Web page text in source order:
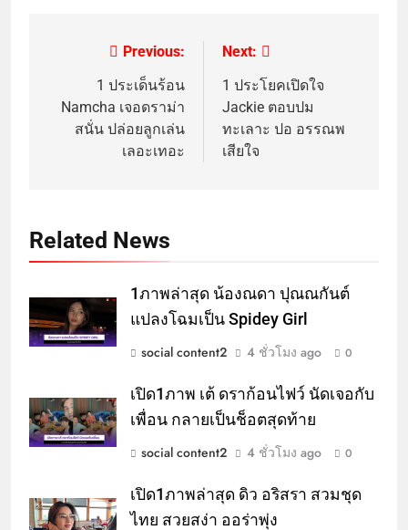
Previous:
1 ประเด็นร้อน
Namcha เจอดราม่า
สนั่น ปล่อยลูกเล่น
เลอะเทอะ
Next:
1 ประโยคเปิดใจ
Jackie ตอบปม
ทะเลาะ ปอ อรรณพ
เสียใจ
Related News
1ภาพล่าสุด น้องณดา ปุณณกันต์
แปลงโฉมเป็น Spidey Girl
social content2
4 ชั่วโมง ago 0
เปิด1ภาพ เต้ ดราก้อนไฟว์ นัดเจอกับ
เพื่อน กลายเป็นช็อตสุดท้าย
social content2
4 ชั่วโมง ago 0
เปิด1ภาพล่าสุด ดิว อริสรา สวมชุด
ไทย สวยสง่า ออร่าพุ่ง